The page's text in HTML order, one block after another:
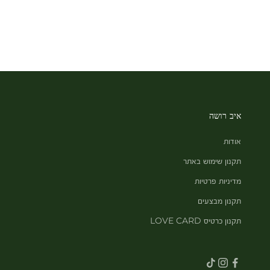
איב רושה
אודות
תקנון שימוש באתר
מדיניות פרטיות
תקנון מבצעים
תקנון כרטיס LOVE CARD